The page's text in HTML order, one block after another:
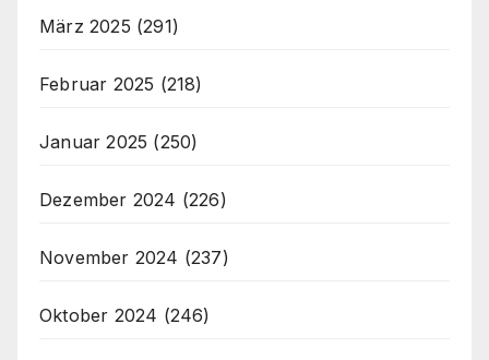
März 2025 (291)
Februar 2025 (218)
Januar 2025 (250)
Dezember 2024 (226)
November 2024 (237)
Oktober 2024 (246)